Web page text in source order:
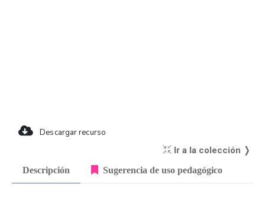
Descargar recurso
Ir a la colección ❭
Descripción Sugerencia de uso pedagógico